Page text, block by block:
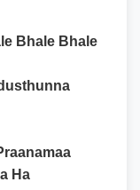
Bhale Bhale
Ha